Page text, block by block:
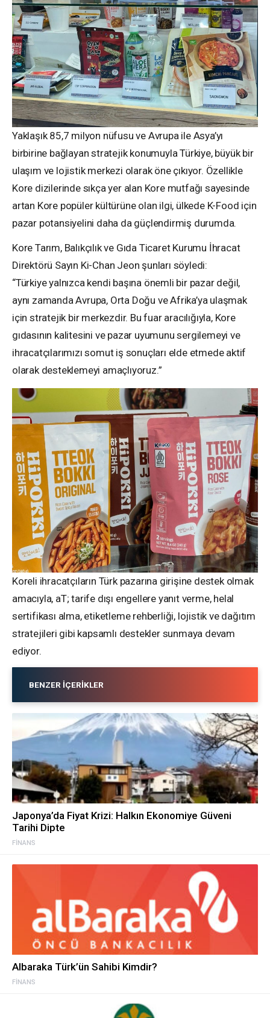
Yaklaşık 85,7 milyon nüfusu ve Avrupa ile Asya’yı
birbirine bağlayan stratejik konumuyla Türkiye, büyük bir
ulaşım ve lojistik merkezi olarak öne çıkıyor. Özellikle
Kore dizilerinde sıkça yer alan Kore mutfağı sayesinde
artan Kore popüler kültürüne olan ilgi, ülkede K-Food için
pazar potansiyelini daha da güçlendirmiş durumda.
Kore Tarım, Balıkçılık ve Gıda Ticaret Kurumu İhracat
Direktörü Sayın Ki-Chan Jeon şunları söyledi:
“Türkiye yalnızca kendi başına önemli bir pazar değil,
aynı zamanda Avrupa, Orta Doğu ve Afrika’ya ulaşmak
için stratejik bir merkezdir. Bu fuar aracılığıyla, Kore
gıdasının kalitesini ve pazar uyumunu sergilemeyi ve
ihracatçılarımızı somut iş sonuçları elde etmede aktif
olarak desteklemeyi amaçlıyoruz.”
Koreli ihracatçıların Türk pazarına girişine destek olmak
amacıyla, aT; tarife dışı engellere yanıt verme, helal
sertifikası alma, etiketleme rehberliği, lojistik ve dağıtım
stratejileri gibi kapsamlı destekler sunmaya devam
ediyor.
BENZER İÇERIKLER
FINANS
Japonya’da Fiyat Krizi: Halkın Ekonomiye Güveni
Tarihi Dipte
FINANS
Albaraka Türk’ün Sahibi Kimdir?